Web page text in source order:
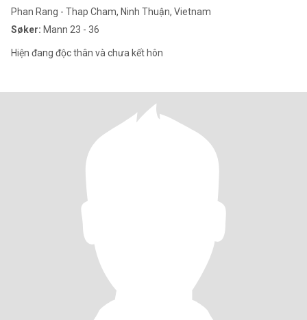
Phan Rang - Thap Cham, Ninh Thuận, Vietnam
Søker: Mann 23 - 36
Hiện đang độc thân và chưa kết hôn